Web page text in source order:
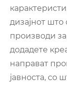
дизајнот што
производи
додадете
направат
јавноста, со